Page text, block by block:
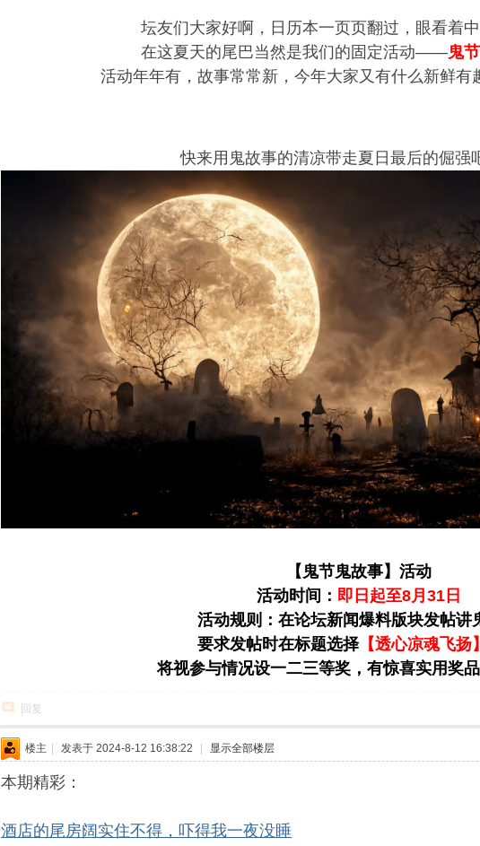
坛友们大家好啊，日历本一页页翻过，眼看着
在这夏天的尾巴当然是我们的固定活动——鬼
活动年年有，故事常常新，今年大家又有什么新鲜有
快来用鬼故事的清凉带走夏日最后的倔强
【鬼节鬼故事】活动
活动时间： 即日起至8月31日
活动规则：在论坛新闻爆料版块发帖讲
要求发帖时在标题选择【透心凉魂飞扬】
将视参与情况设一二三等奖，有惊喜实用奖品
回复
楼主 | 发表于 2024-8-12 16:38:22 | 显示全部楼层
本期精彩：
酒店的尾房阔实住不得，吓得我一夜没睡